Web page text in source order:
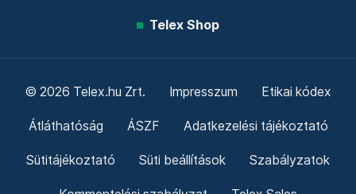
Telex Shop
© 2026 Telex.hu Zrt. Impresszum Etikai kódex
Átláthatóság ÁSZF Adatkezelési tájékoztató
Sütitájékoztató Süti beállítások Szabályzatok